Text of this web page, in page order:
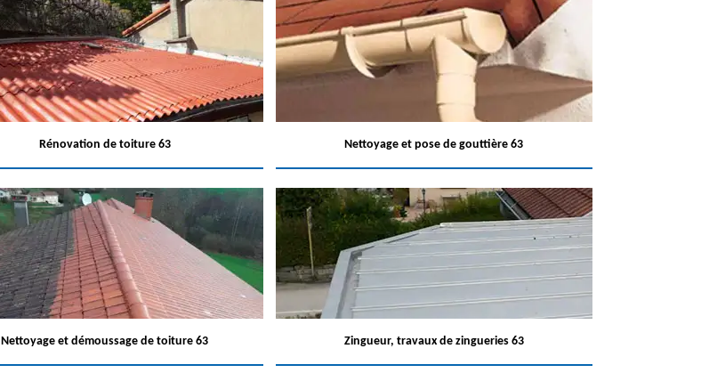
Rénovation de toiture 63 Nettoyage et pose de gouttière 63
Nettoyage et démoussage de toiture 63 Zingueur, travaux de zingueries 63